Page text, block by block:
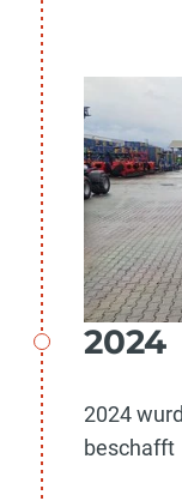
2024
2024
beschafft